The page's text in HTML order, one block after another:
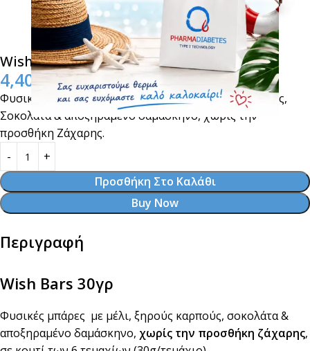
Wish Bars 30γρ Κουτί με 6 τεμ.
4,40€
Φυσική μπάρα δημητριακών με μέλι, ξηρούς καρπούς,
Σοκολάτα & αποξηραμένο δαμάσκηνο, χωρίς την
προσθήκη Ζάχαρης.
Προσθήκη Στο Καλάθι
Buy Now
Περιγραφή
Wish Bars 30γρ
Φυσικές μπάρες με μέλι, ξηρούς καρπούς, σοκολάτα &
αποξηραμένο δαμάσκηνο, χωρίς την προσθήκη ζάχαρης,